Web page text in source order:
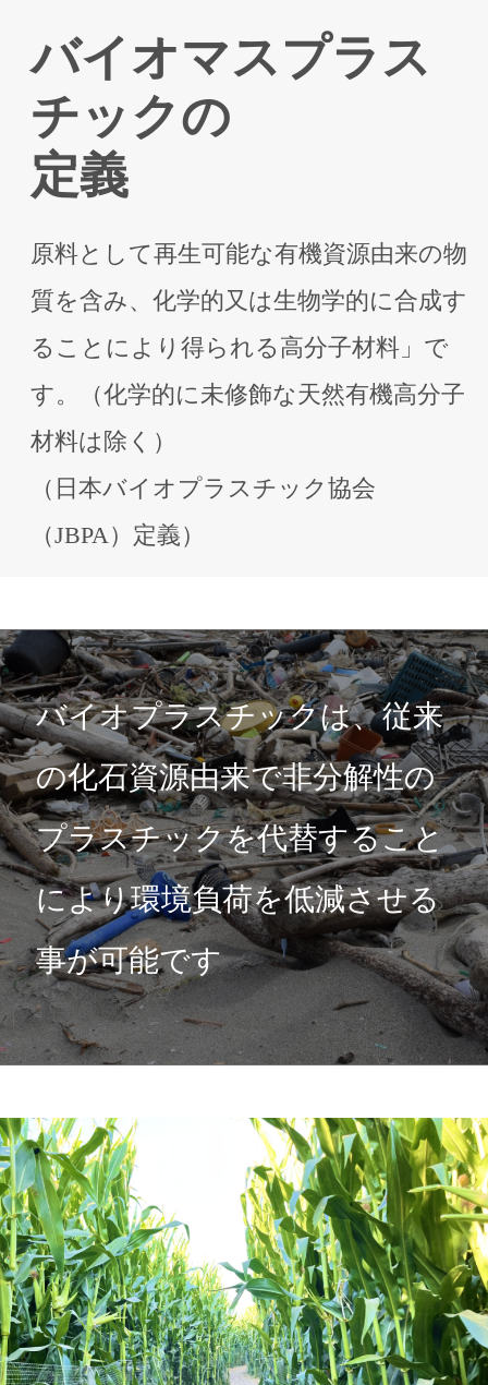
バイオマスプラス
チックの
定義
原料として再⽣可能な有機資源由来の物
質を含み、化学的⼜は⽣物学的に合成す
ることにより得られる⾼分⼦材料」で
す。（化学的に未修飾な天然有機⾼分⼦
材料は除く）
（⽇本バイオプラスチック協会
（JBPA）定義）
バイオプラスチックは、従来
の化⽯資源由来で⾮分解性の
プラスチックを代替すること
により環境負荷を低減させる
事が可能です